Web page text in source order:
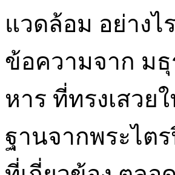
แวดล้อม อย่าง
ข้อความจาก ม
หาร ที่ทรงเสว
ฐานจากพระไต